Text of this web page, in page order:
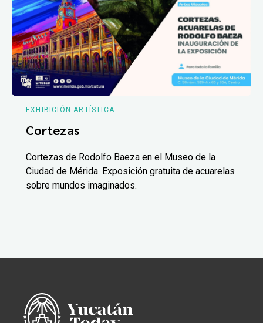
EXHIBICIÓN ARTÍSTICA
Cortezas
Cortezas de Rodolfo Baeza en el Museo de la
Ciudad de Mérida. Exposición gratuita de acuarelas
sobre mundos imaginados.